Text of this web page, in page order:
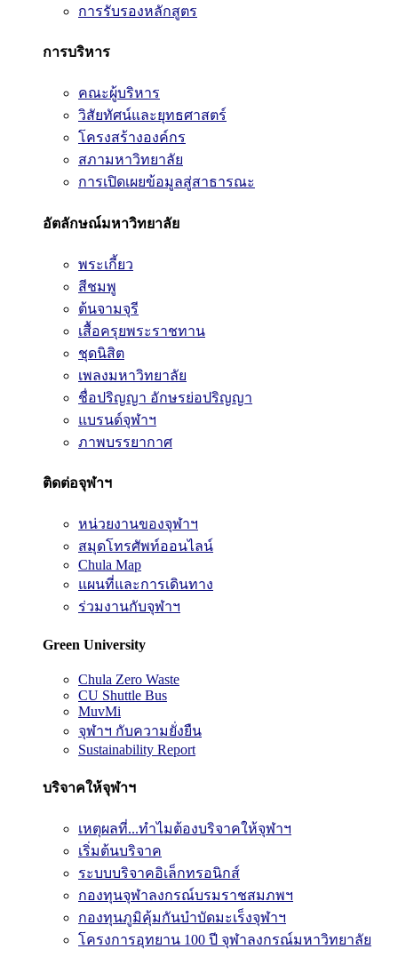
การรับรองหลักสูตร
การบริหาร
คณะผู้บริหาร
วิสัยทัศน์และยุทธศาสตร์
โครงสร้างองค์กร
สภามหาวิทยาลัย
การเปิดเผยข้อมูลสู่สาธารณะ
อัตลักษณ์มหาวิทยาลัย
พระเกี้ยว
สีชมพู
ต้นจามจุรี
เสื้อครุยพระราชทาน
ชุดนิสิต
เพลงมหาวิทยาลัย
ชื่อปริญญา อักษรย่อปริญญา
แบรนด์จุฬาฯ
ภาพบรรยากาศ
ติดต่อจุฬาฯ
หน่วยงานของจุฬาฯ
สมุดโทรศัพท์ออนไลน์
Chula Map
แผนที่และการเดินทาง
ร่วมงานกับจุฬาฯ
Green University
Chula Zero Waste
CU Shuttle Bus
MuvMi
จุฬาฯ กับความยั่งยืน
Sustainability Report
บริจาคให้จุฬาฯ
เหตุผลที่...ทำไมต้องบริจาคให้จุฬาฯ
เริ่มต้นบริจาค
ระบบบริจาคอิเล็กทรอนิกส์
กองทุนจุฬาลงกรณ์บรมราชสมภพฯ
กองทุนภูมิคุ้มกันบำบัดมะเร็งจุฬาฯ
โครงการอุทยาน 100 ปี จุฬาลงกรณ์มหาวิทยาลัย